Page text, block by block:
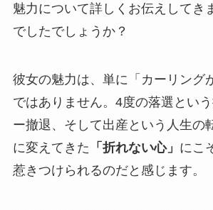
魅力について詳しくお伝えしてき
でしたでしょうか？
彼女の魅力は、単に「カーリング
ではありません。4度の落選とい
ー撤退、そして出産という人生の
に変えてきた 「折れない心」 にこ
惹きつけられるのだと感じます。